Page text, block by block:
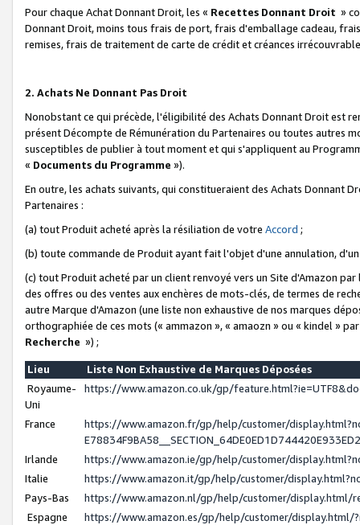
Pour chaque Achat Donnant Droit, les « Recettes Donnant Droit »
Donnant Droit, moins tous frais de port, frais d'emballage cadeau,
remises, frais de traitement de carte de crédit et créances
2. Achats Ne Donnant Pas Droit
Nonobstant ce qui précède, l'éligibilité des Achats Donnant Droit est
présent Décompte de Rémunération du Partenaires ou toutes autres
susceptibles de publier à tout moment et qui s'appliquent au
« Documents du Programme »).
En outre, les achats suivants, qui constitueraient des Achats Donnant
Partenaires :
(a) tout Produit acheté après la résiliation de votre Accord ;
(b) toute commande de Produit ayant fait l'objet d'une annulation,
(c) tout Produit acheté par un client renvoyé vers un Site d'Amazon
des offres ou des ventes aux enchères de mots-clés, de termes de
autre Marque d'Amazon (une liste non exhaustive de nos marques
orthographiée de ces mots (« ammazon », « amaozn » ou « kindel »
Recherche ») ;
Lieu
Liste Non Exhaustive de Marques Déposées
Royaume-
Uni
https://www.amazon.co.uk/gp/
France
https://www.amazon.fr/gp/help/customer/
Irlande
https://www.amazon.ie/gp/help/customer/
Italie
https://www.amazon.it/gp/help/customer/
Pays-Bas
https://www.amazon.nl/gp/help/customer/display.html/
Espagne
https://www.amazon.es/gp/help/customer/display.html/